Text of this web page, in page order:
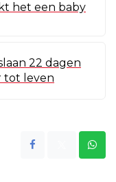
het een baby
22 dagen
tot leven